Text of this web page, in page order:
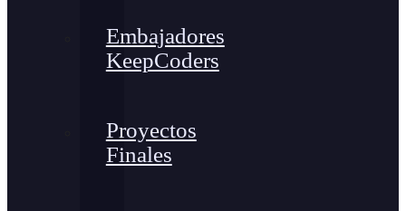
Embajadores
KeepCoders
Proyectos
Finales